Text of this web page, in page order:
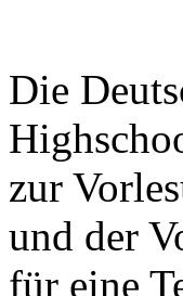
Die
zur
und der
für eine